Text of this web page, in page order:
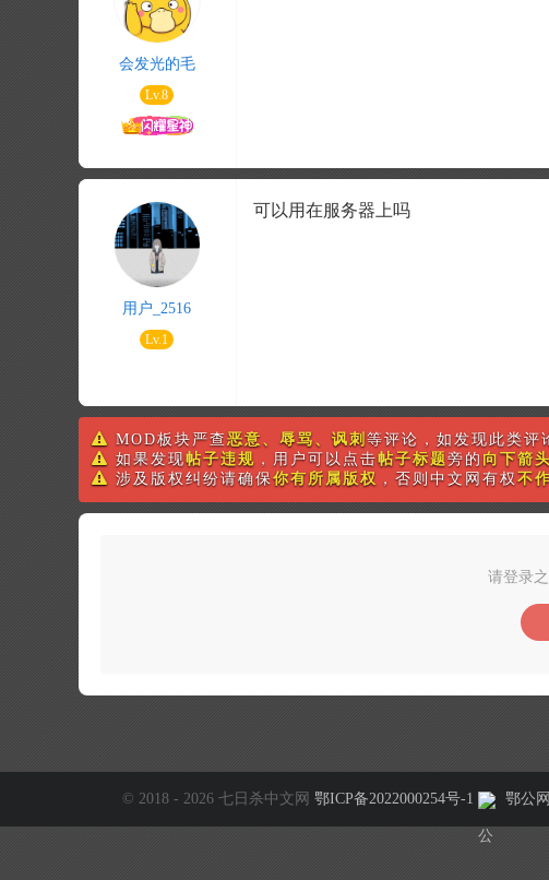
会发光的毛
Lv.8
用户_2516
Lv.1
可以用在服务器上吗
MOD板块严查 恶意、辱骂、讽刺 等评论，如发现此类评
如果发现帖子违规 ，用户可以点击帖子标题旁的向下箭
涉及版权纠纷请确保你有所属版权 ，否则中文网有权不
请登录
© 2018 - 2026 七日杀中文网 鄂ICP备2022000254号-1 鄂公